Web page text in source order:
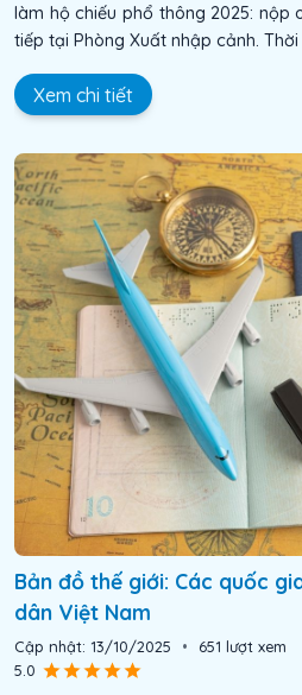
làm hộ chiếu phổ thông 2025: nộp
tiếp tại Phòng Xuất nhập cảnh. Thời
Xem chi tiết
Bản đồ thế giới: Các quốc
dân Việt Nam
Cập nhật: 13/10/2025 • 651 lượt xem
5.0